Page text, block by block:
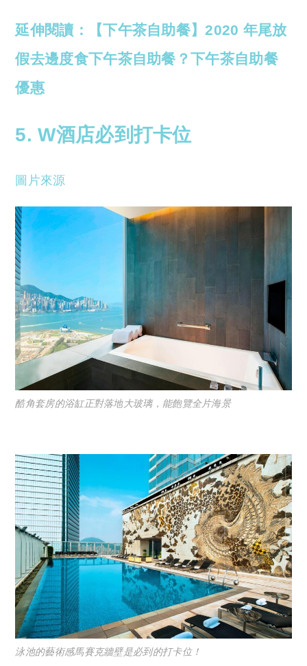
延伸閱讀：【下午茶自助餐】2020 年尾放
假去邊度食下午茶自助餐？下午茶自助餐
優惠
5. W酒店必到打卡位
圖片來源
酷角套房的浴缸正對落地大玻璃，能飽覽全片海景
泳池的藝術感馬賽克牆壁是必到的打卡位！